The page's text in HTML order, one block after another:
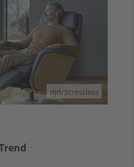
djd/Stressless